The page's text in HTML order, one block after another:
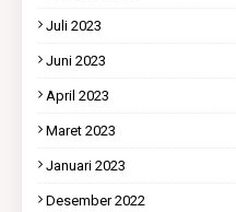
Juli 2023
Juni 2023
April 2023
Maret 2023
Januari 2023
Desember 2022